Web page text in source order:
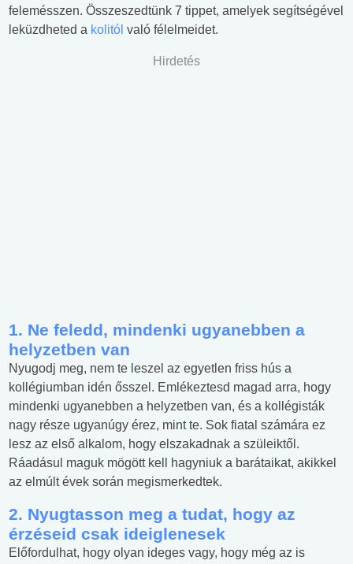
felemésszen. Összeszedtünk 7 tippet, amelyek segítségével
leküzdheted a kolitól való félelmeidet.
Hirdetés
1. Ne feledd, mindenki ugyanebben a
helyzetben van
Nyugodj meg, nem te leszel az egyetlen friss hús a
kollégiumban idén ősszel. Emlékeztesd magad arra, hogy
mindenki ugyanebben a helyzetben van, és a kollégisták
nagy része ugyanúgy érez, mint te. Sok fiatal számára ez
lesz az első alkalom, hogy elszakadnak a szüleiktől.
Ráadásul maguk mögött kell hagyniuk a barátaikat, akikkel
az elmúlt évek során megismerkedtek.
2. Nyugtasson meg a tudat, hogy az
érzéseid csak ideiglenesek
Előfordulhat, hogy olyan ideges vagy, hogy még az is